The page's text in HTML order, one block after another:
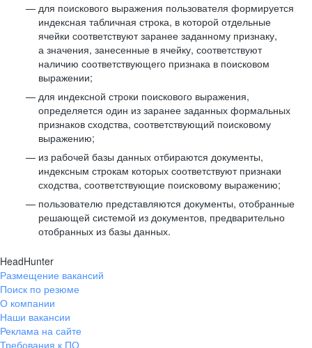
для поискового выражения пользователя формируется
индексная табличная строка, в которой отдельные
ячейки соответствуют заранее заданному признаку,
а значения, занесенные в ячейку, соответствуют
наличию соответствующего признака в поисковом
выражении;
для индексной строки поискового выражения,
определяется один из заранее заданных формальных
признаков сходства, соответствующий поисковому
выражению;
из рабочей базы данных отбираются документы,
индексным строкам которых соответствуют признаки
сходства, соответствующие поисковому выражению;
пользователю представляются документы, отобранные
решающей системой из документов, предварительно
отобранных из базы данных.
HeadHunter
Размещение вакансий
Поиск по резюме
О компании
Наши вакансии
Реклама на сайте
Требования к ПО